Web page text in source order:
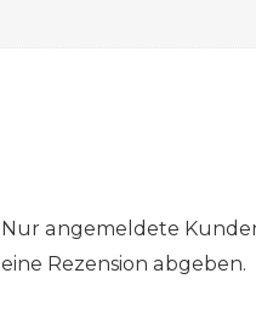
Nur angemeldete
eine Rezension abgeben.